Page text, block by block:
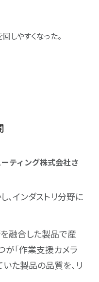
しやすくなった。
ティング株式会社さ
インダストリ分野に
融合した製品で産
「作業支援カメラ
た製品の品質を、リ